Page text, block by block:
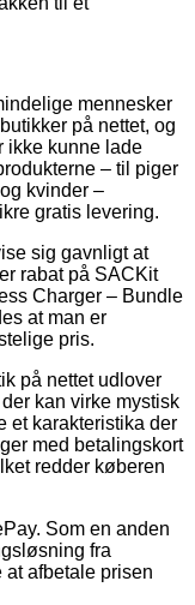
mennesker
på nettet, og
ikke kunne lade
– til piger
kvinder –
gratis levering.
sig gavnligt at
rabat på SACKit
Charger – Bundle
at man er
pris.
på nettet udlover
kan virke mystisk
karakteristika der
med betalingskort
redder køberen
Som en anden
fra
afbetale prisen